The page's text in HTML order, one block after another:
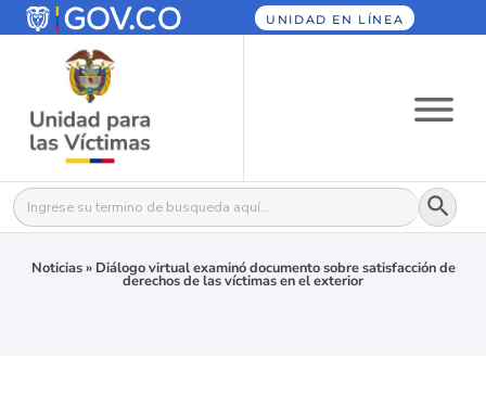
UNIDAD EN LÍNEA
Buscar: Botón
Noticias» Diálogo virtual examinó documento sobre satisfacción de
derechos de las víctimas en el exterior